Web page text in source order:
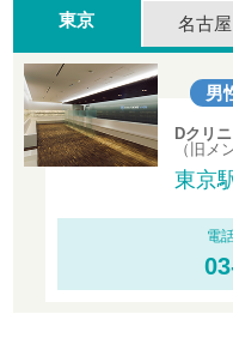
東京 名古屋
男
Dクリ
（旧メ
東京
電